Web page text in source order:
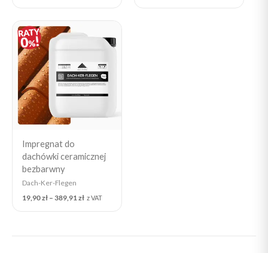
Impregnat do
dachówki ceramicznej
bezbarwny
Dach-Ker-Flegen
19,90zł – 389,91zł
range:
19,90 zł
z VAT